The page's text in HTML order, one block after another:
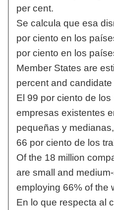
per cent.
Se calcula que esa
por ciento en los
por ciento en los
Member States are
percent and
El 99 por ciento de
empresas existentes
pequeñas y
66 por ciento de los
Of the 18 million
are small and
employing 66% of the
En lo que respecta al